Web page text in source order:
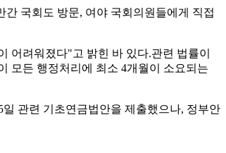
국회도 방문, 여야 국회의원들에게 직접
어려워졌다"고 밝힌 바 있다.관련 법률이
모든 행정처리에 최소 4개월이 소요되는
관련 기초연금법안을 제출했으나, 정부안